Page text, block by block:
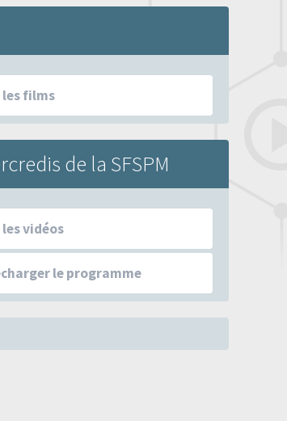
films
de la SFSPM
vidéos
le programme